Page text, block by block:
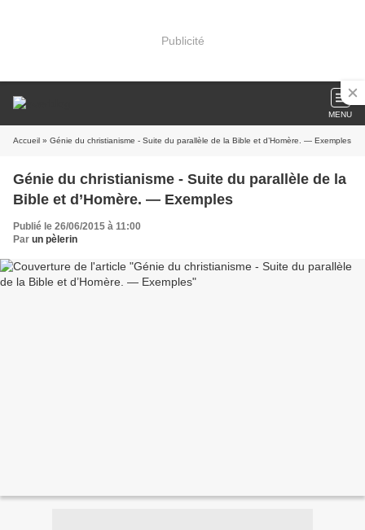
Publicité
MENU
Accueil » Génie du christianisme - Suite du parallèle de la Bible et d’Homère. — Exemples
Génie du christianisme - Suite du parallèle de la
Bible et d’Homère. — Exemples
Publié le 26/06/2015 à 11:00
Par un pèlerin